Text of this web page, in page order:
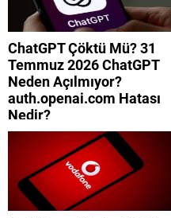
ChatGPT Çöktü Mü? 31
Temmuz 2026 ChatGPT
Neden Açılmıyor?
auth.openai.com Hatası
Nedir?